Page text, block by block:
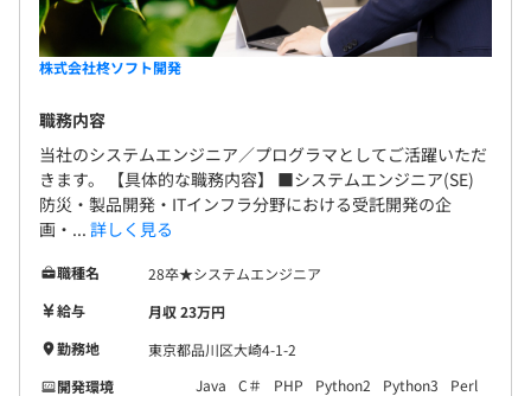
株式会社柊ソフト開発
職務内容
当社のシステムエンジニア／プログラマとしてご活躍いただ
きます。 【具体的な職務内容】 ■システムエンジニア(SE)
防災・製品開発・ITインフラ分野における受託開発の企
画・... 詳しく見る
職種名
28卒★システムエンジニア
給与
月収 23万円
勤務地
東京都品川区大崎4-1-2
開発環境
Java C＃ PHP Python2 Python3
Perl